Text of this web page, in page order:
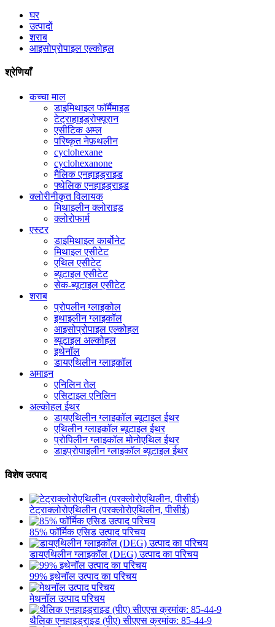
घर
उत्पादों
शराब
आइसोप्रोपाइल एल्कोहल
श्रेणियाँ
कच्चा माल
डाइमिथाइल फॉर्मैमाइड
टेट्राहाइड्रोफ्यूरान
एसीटिक अम्ल
परिष्कृत नेफ़थलीन
cyclohexane
cyclohexanone
मैलिक एनहाइड्राइड
फ्थेलिक एनहाइड्राइड
क्लोरीनीकृत विलायक
मिथाइलीन क्लोराइड
क्लोरोफार्म
एस्टर
डाइमिथाइल कार्बोनेट
मिथाइल एसीटेट
एथिल एसीटेट
ब्यूटाइल एसीटेट
सेक-ब्यूटाइल एसीटेट
शराब
प्रोपलीन ग्लाइकोल
इथाइलीन ग्लाइकॉल
आइसोप्रोपाइल एल्कोहल
ब्यूटाइल अल्कोहल
इथेनॉल
डायएथिलीन ग्लाइकॉल
अमाइन
एनिलिन तेल
एसिटाइल एनिलिन
अल्कोहल ईथर
डायएथिलीन ग्लाइकॉल ब्यूटाइल ईथर
एथिलीन ग्लाइकॉल ब्यूटाइल ईथर
प्रोपिलीन ग्लाइकॉल मोनोएथिल ईथर
डाइप्रोपाइलीन ग्लाइकॉल ब्यूटाइल ईथर
विशेष उत्पाद
टेट्राक्लोरोएथिलीन (परक्लोरोएथिलीन, पीसीई)
85% फॉर्मिक एसिड उत्पाद परिचय
डायएथिलीन ग्लाइकॉल (DEG) उत्पाद का परिचय
99% इथेनॉल उत्पाद का परिचय
मेथनॉल उत्पाद परिचय
थैलिक एनहाइड्राइड (पीए) सीएएस क्रमांक: 85-44-9